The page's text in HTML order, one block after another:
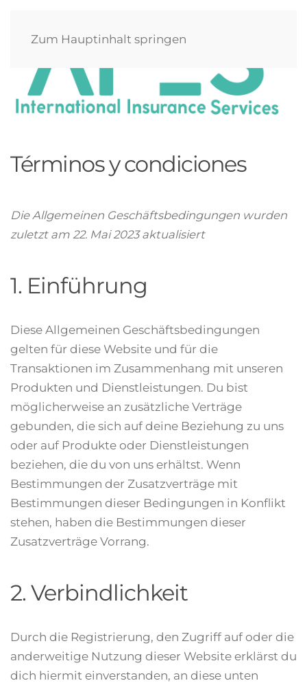
Zum Hauptinhalt springen
Términos y condiciones
Die Allgemeinen Geschäftsbedingungen wurden
zuletzt am 22. Mai 2023 aktualisiert
1. Einführung
Diese Allgemeinen Geschäftsbedingungen
gelten für diese Website und für die
Transaktionen im Zusammenhang mit unseren
Produkten und Dienstleistungen. Du bist
möglicherweise an zusätzliche Verträge
gebunden, die sich auf deine Beziehung zu uns
oder auf Produkte oder Dienstleistungen
beziehen, die du von uns erhältst. Wenn
Bestimmungen der Zusatzverträge mit
Bestimmungen dieser Bedingungen in Konflikt
stehen, haben die Bestimmungen dieser
Zusatzverträge Vorrang.
2. Verbindlichkeit
Durch die Registrierung, den Zugriff auf oder die
anderweitige Nutzung dieser Website erklärst du
dich hiermit einverstanden, an diese unten